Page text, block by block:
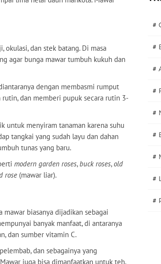
okulasi, dan stek batang. Di masa
agar bunga mawar tumbuh kukuh dan
dengan membasmi rumput
dan memberi pupuk secara rutin 3-
untuk menyiram tanaman karena suhu
tangkai yang sudah layu dan dahan
tunas yang baru.
modern garden roses,buck roses,old
rose (mawar liar).
mawar biasanya dijadikan sebagai
banyak manfaat, di antaranya
dan sumber vitamin C.
dan sebagainya yang
juga bisa dimanfaatkan untuk teh,
#
#
#
#
#
#
#
#
#